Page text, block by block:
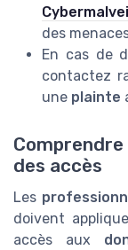
des
En cas de
contactez
une plainte
des accès
Les
doivent
accès aux